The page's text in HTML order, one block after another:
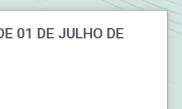
01 DE JULHO DE